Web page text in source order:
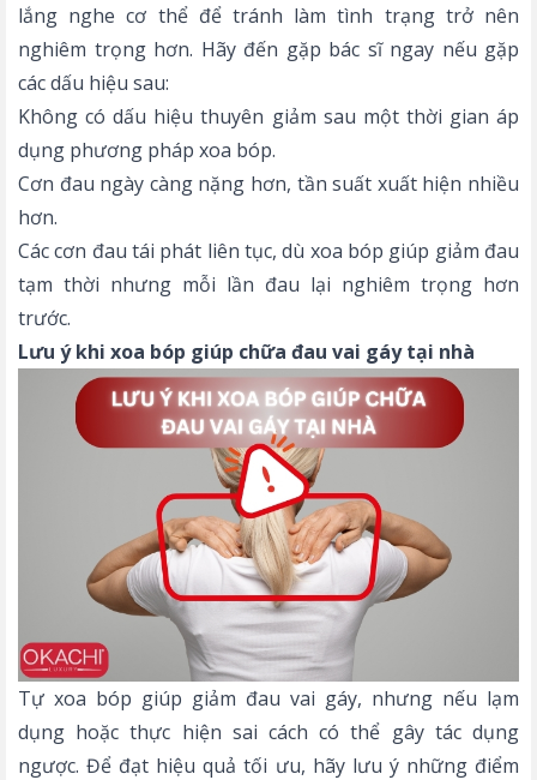
lắng nghe cơ thể để tránh làm tình trạng trở nên
nghiêm trọng hơn. Hãy đến gặp bác sĩ ngay nếu gặp
các dấu hiệu sau:
Không có dấu hiệu thuyên giảm sau một thời gian áp
dụng phương pháp xoa bóp.
Cơn đau ngày càng nặng hơn, tần suất xuất hiện nhiều
hơn.
Các cơn đau tái phát liên tục, dù xoa bóp giúp giảm đau
tạm thời nhưng mỗi lần đau lại nghiêm trọng hơn
trước.
Lưu ý khi xoa bóp giúp chữa đau vai gáy tại nhà
Tự xoa bóp giúp giảm đau vai gáy, nhưng nếu lạm
dụng hoặc thực hiện sai cách có thể gây tác dụng
ngược. Để đạt hiệu quả tối ưu, hãy lưu ý những điểm